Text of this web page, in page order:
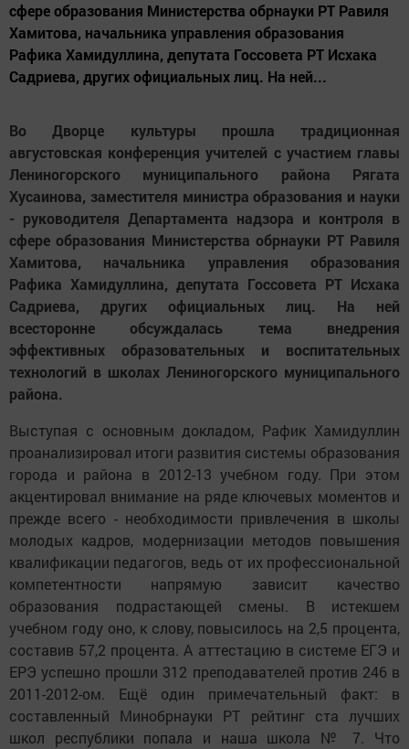
сфере образования Министерства обрнауки РТ Равиля
Хамитова, начальника управления образования
Рафика Хамидуллина, депутата Госсовета РТ Исхака
Садриева, других официальных лиц. На ней...
Во Дворце культуры прошла традиционная
августовская конференция учителей с участием главы
Лениногорского муниципального района Рягата
Хусаинова, заместителя министра образования и науки
- руководителя Департамента надзора и контроля в
сфере образования Министерства обрнауки РТ Равиля
Хамитова, начальника управления образования
Рафика Хамидуллина, депутата Госсовета РТ Исхака
Садриева, других официальных лиц. На ней
всесторонне обсуждалась тема внедрения
эффективных образовательных и воспитательных
технологий в школах Лениногорского муниципального
района.
Выступая с основным докладом, Рафик Хамидуллин
проанализировал итоги развития системы образования
города и района в 2012-13 учебном году. При этом
акцентировал внимание на ряде ключевых моментов и
прежде всего - необходимости привлечения в школы
молодых кадров, модернизации методов повышения
квалификации педагогов, ведь от их профессиональной
компетентности напрямую зависит качество
образования подрастающей смены. В истекшем
учебном году оно, к слову, повысилось на 2,5 процента,
составив 57,2 процента. А аттестацию в системе ЕГЭ и
ЕРЭ успешно прошли 312 преподавателей против 246 в
2011-2012-ом. Ещё один примечательный факт: в
составленный Минобрнауки РТ рейтинг ста лучших
школ республики попала и наша школа № 7. Что